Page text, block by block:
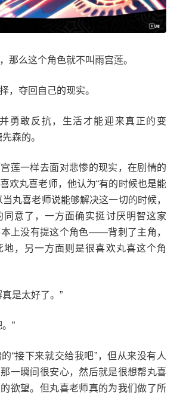
那么这个角色就不叫雨宫莲。
，夺回自己的现实。
勇敢反抗，生活才能迎来真正的变
森的。
莲一样去面对悲惨的现实，在剧情的
欢丸喜老师，他认为“有的时候也是能
丸喜老师说能够解决这一切的时候，
同意了，一方面确实挺讨厌明智这家
上没有提这个角色——背刺了主角，
地，另一方面则是很喜欢丸喜这个角
是太好了。”
”
“接下来就交给我吧”，但从来没有人
一瞬间很安心，然后就是很想帮丸喜
欲望。但丸喜老师真的为我们做了所